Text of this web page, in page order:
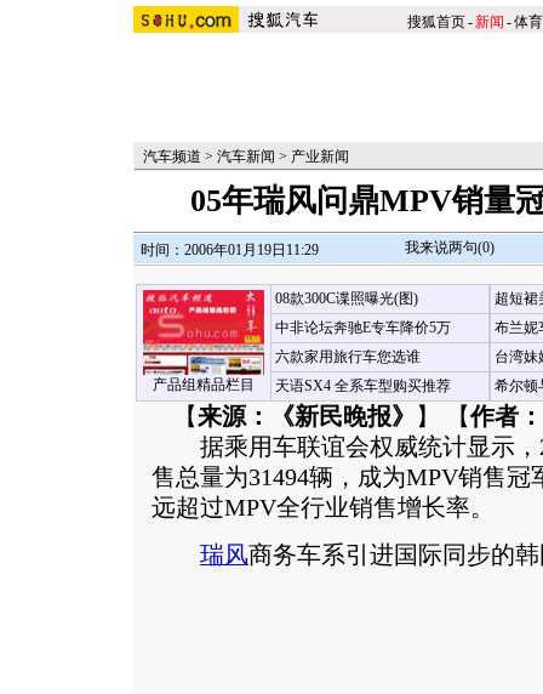
搜狐首页-新闻 -体育
汽车频道 > 汽车新闻 > 产业新闻
05年瑞风问鼎MPV销量
时间：2006年01月19日11:29 我来说两句(0)
产品组精品栏目
08款300C谍照曝光(图)
中非论坛奔驰E专车降价5万
六款家用旅行车您选谁
天语SX4 全系车型购买推荐
超短裙
布兰妮
台湾妹
希尔顿
【来源：《新民晚报》 】 【作者
据乘用车联谊会权威统计显示，
售总量为31494辆，成为MPV销售冠
远超过MPV全行业销售增长率。
瑞风商务车系引进国际同步的